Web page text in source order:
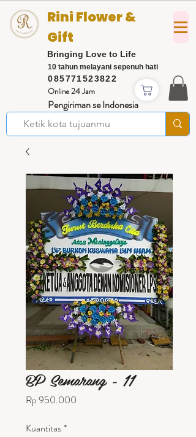
085771523822
Rini Flower &
Gift
Bringing Love to Life
Online 24 Jam
Pengiriman se Indonesia
10 tahun melayani sepenuh hati
BP Semarang - 11
Rp 950.000
Kuantitas*